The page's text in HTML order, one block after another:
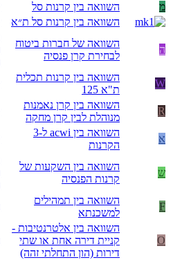
מ השוואה בין קרנות סל
השוואה בין קרנות סל ת״א
ה
השוואה של חברות ביטוח
לבחירת קרן פנסיה
W
השוואה בין קרנות תכלית
ת"א 125
R
השוואה בין קרן נאמנות
מנוהלת לבין קרן מחקה
א
השוואה בין acwi ל-3
הקרנות
ש
השוואה בין השקעות של
קרנות הפנסיה
F
השוואה בין תמהילים
למשכנתא
O
השוואה בין אלטרנטיבות -
קניית דירה אחת או שתי
דירות (הון התחלתי זהה)